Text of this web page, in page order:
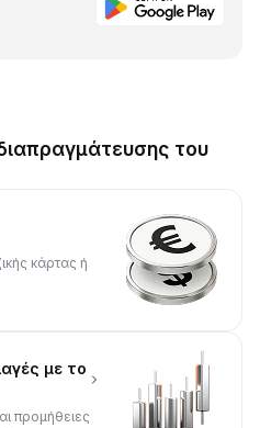
του
κάρτας ή
με το
προμήθειες